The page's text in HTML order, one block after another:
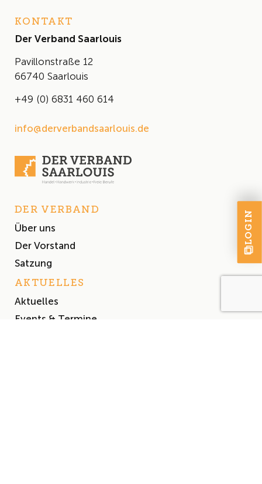
KONTAKT
Der Verband Saarlouis
Pavillonstraße 12
66740 Saarlouis
+49 (0) 6831 460 614
info@derverbandsaarlouis.de
DER VERBAND
Über uns
Der Vorstand
Satzung
AKTUELLES
Aktuelles
Events & Termine
LOGIN